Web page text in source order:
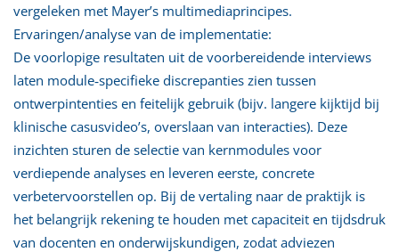
vergeleken met Mayer’s multimediaprincipes.
Ervaringen/analyse van de implementatie:
De voorlopige resultaten uit de voorbereidende interviews
laten module‑specifieke discrepanties zien tussen
ontwerpintenties en feitelijk gebruik (bijv. langere kijktijd bij
klinische casusvideo’s, overslaan van interacties). Deze
inzichten sturen de selectie van kernmodules voor
verdiepende analyses en leveren eerste, concrete
verbetervoorstellen op. Bij de vertaling naar de praktijk is
het belangrijk rekening te houden met capaciteit en tijdsdruk
van docenten en onderwijskundigen, zodat adviezen